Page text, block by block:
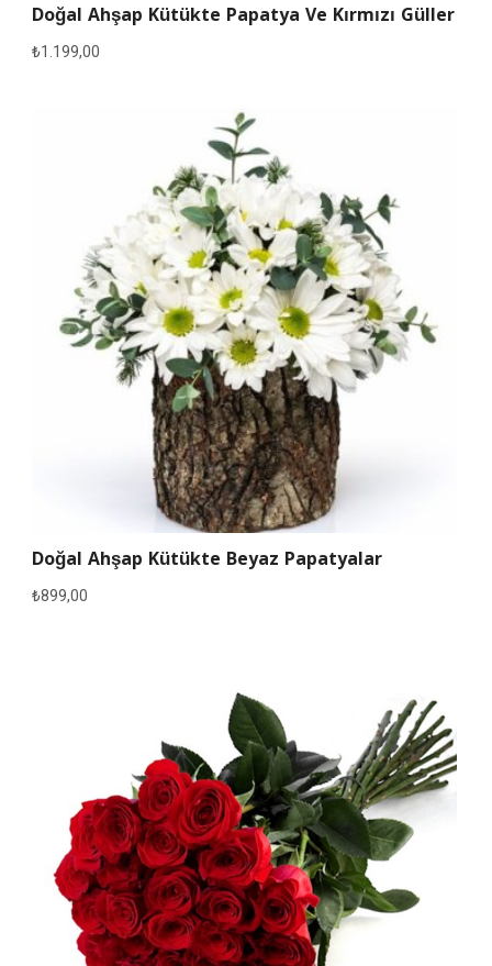
Doğal Ahşap Kütükte Papatya Ve Kırmızı Güller
₺1.199,00
Doğal Ahşap Kütükte Beyaz Papatyalar
₺899,00